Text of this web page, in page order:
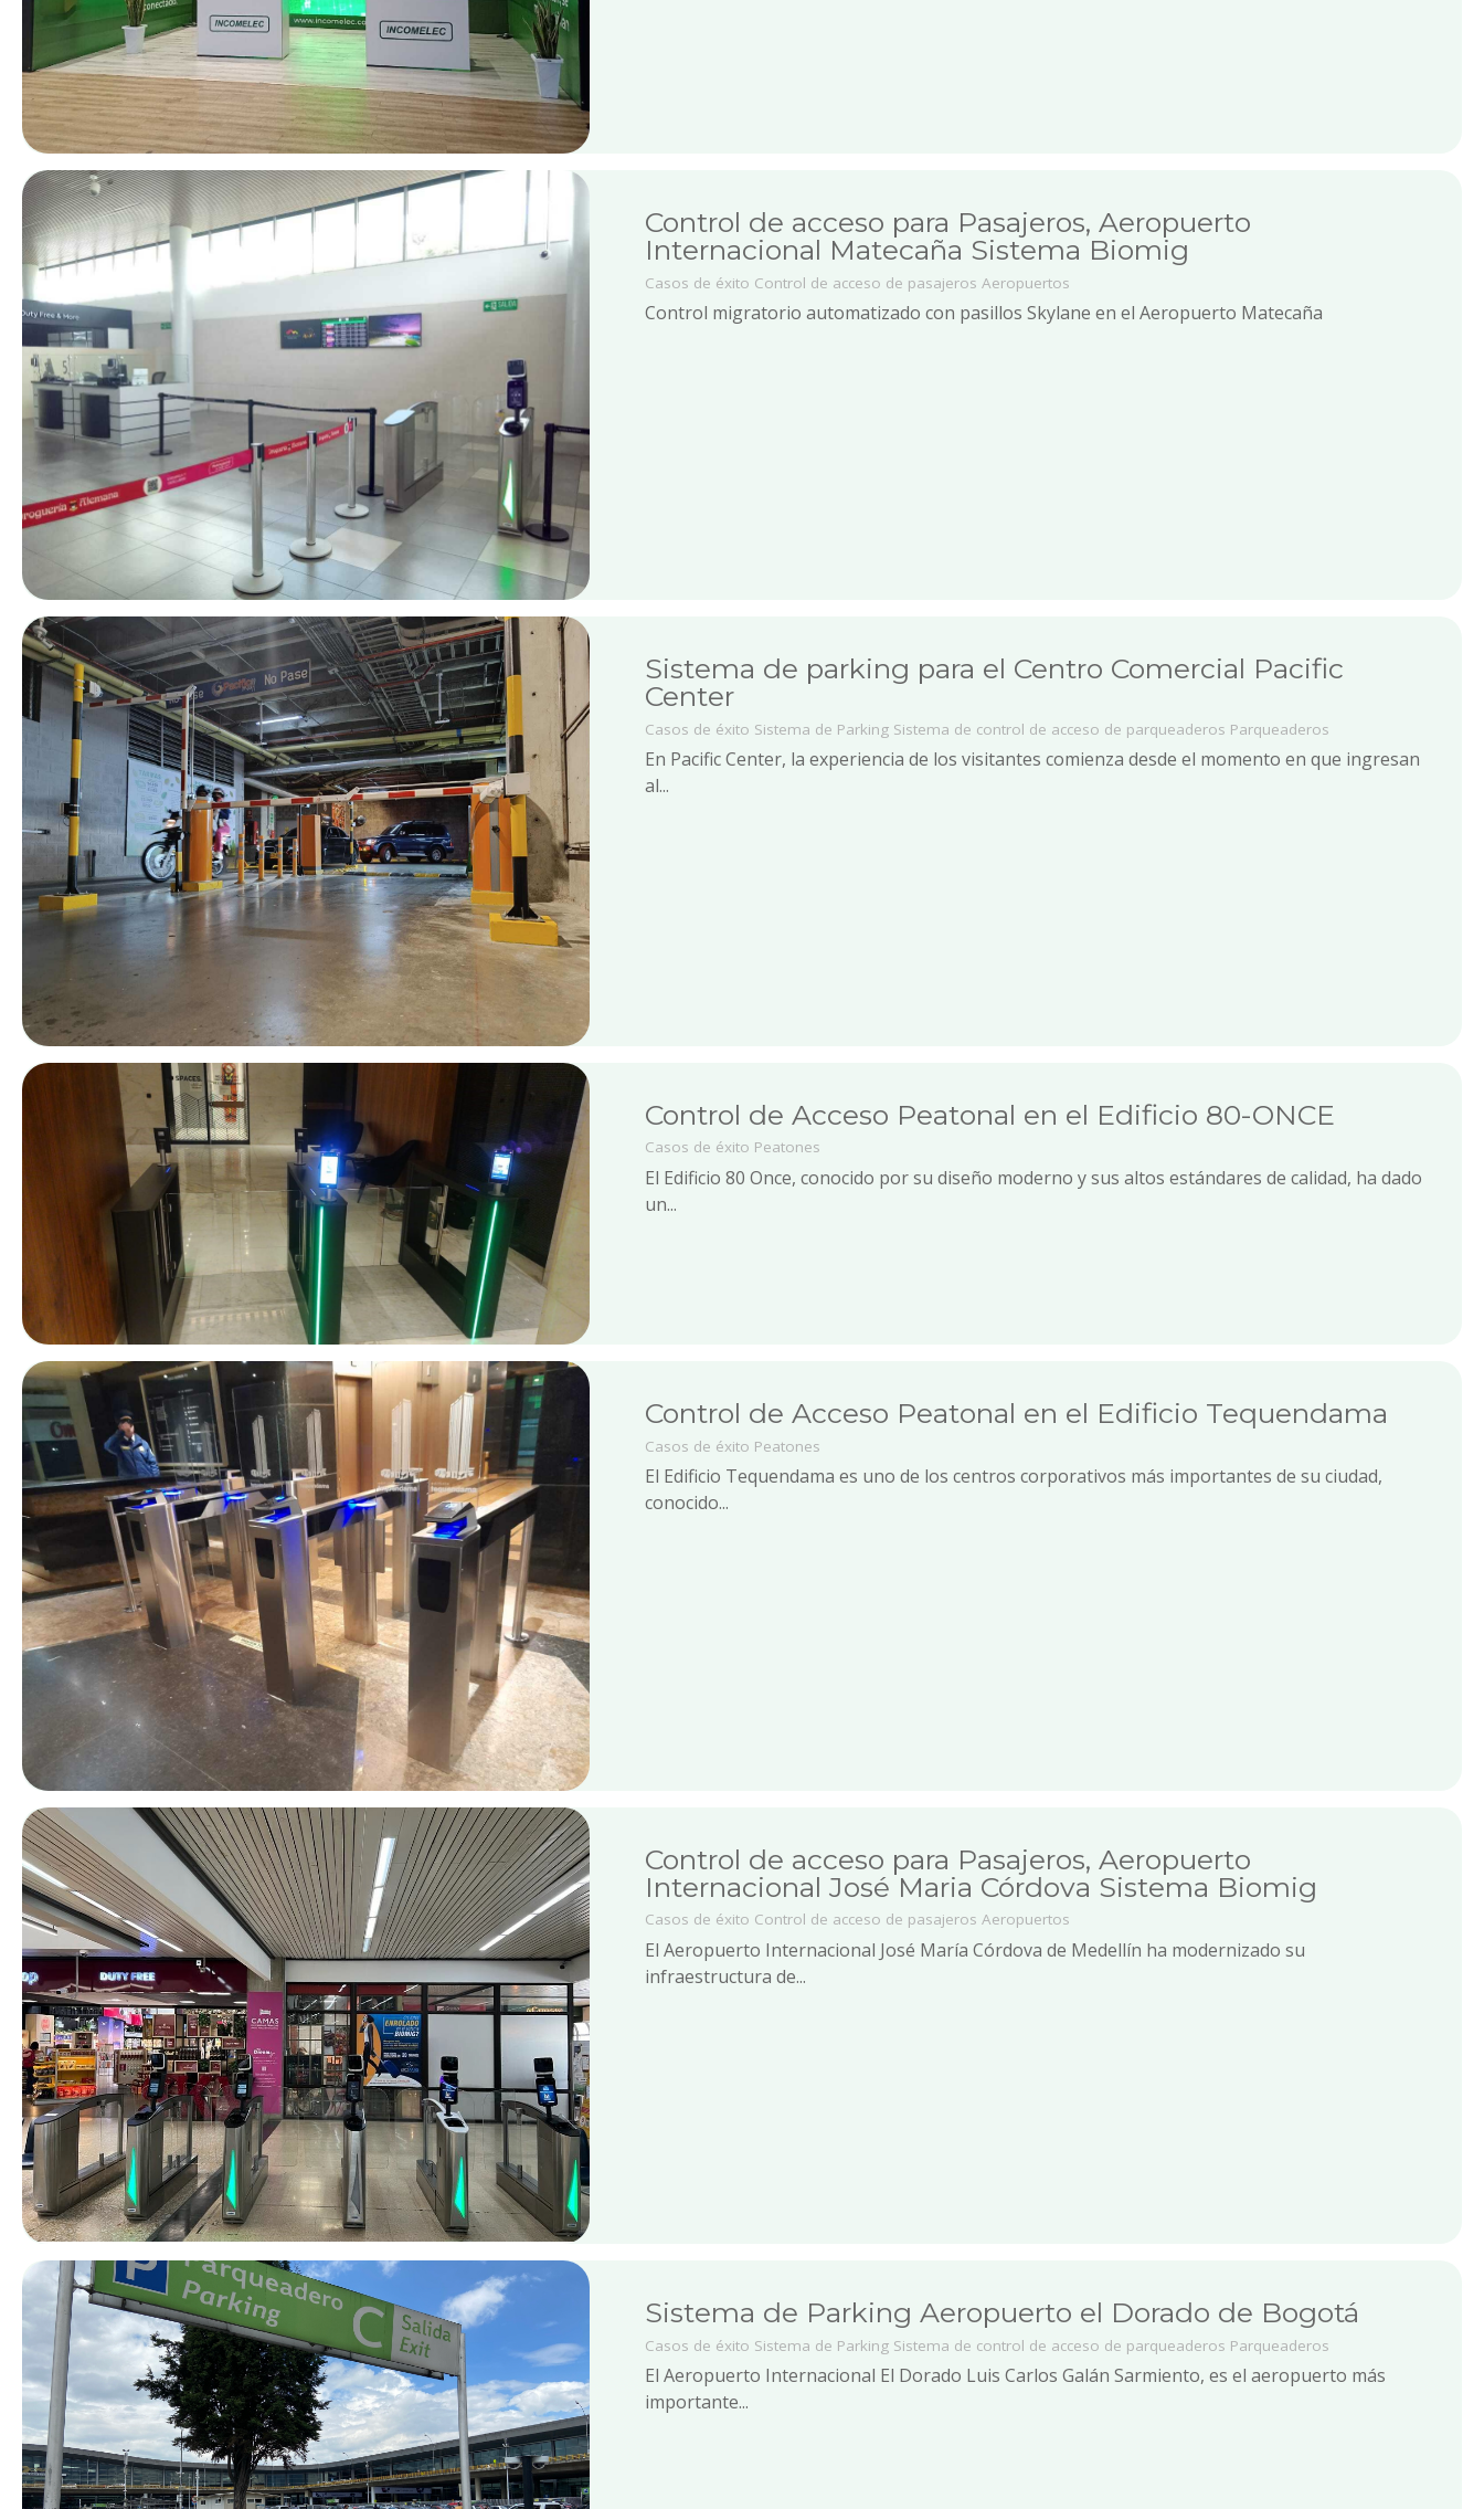
Control de acceso para Pasajeros, Aeropuerto
Internacional Matecaña Sistema Biomig
Casos de éxito Control de acceso de pasajeros Aeropuertos
Control migratorio automatizado con pasillos Skylane en el Aeropuerto Matecaña
Sistema de parking para el Centro Comercial Pacific
Center
Casos de éxito Sistema de Parking Sistema de control de acceso de parqueaderos Parqueaderos
En Pacific Center, la experiencia de los visitantes comienza desde el momento en que ingresan
al...
Control de Acceso Peatonal en el Edificio 80-ONCE
Casos de éxito Peatones
El Edificio 80 Once, conocido por su diseño moderno y sus altos estándares de calidad, ha dado
un...
Control de Acceso Peatonal en el Edificio Tequendama
Casos de éxito Peatones
El Edificio Tequendama es uno de los centros corporativos más importantes de su ciudad,
conocido...
Control de acceso para Pasajeros, Aeropuerto
Internacional José Maria Córdova Sistema Biomig
Casos de éxito Control de acceso de pasajeros Aeropuertos
El Aeropuerto Internacional José María Córdova de Medellín ha modernizado su
infraestructura de...
Sistema de Parking Aeropuerto el Dorado de Bogotá
Casos de éxito Sistema de Parking Sistema de control de acceso de parqueaderos Parqueaderos
El Aeropuerto Internacional El Dorado Luis Carlos Galán Sarmiento, es el aeropuerto más
importante...